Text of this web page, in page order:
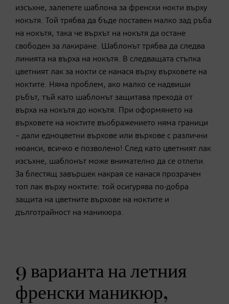
изсъхне, залепете шаблона за френски нокти върху
нокътя. Той трябва да бъде поставен малко зад ръба
на нокътя, така че върхът на нокътя да остане
свободен за лакиране. Шаблонът трябва да следва
линията на върха на нокътя. В следващата стъпка
цветният лак за нокти се нанася върху върховете на
ноктите. Няма проблем, ако малко се надвиши
ръбът, тъй като шаблонът защитава прехода от
върха на нокътя до нокътя. При оформянето на
върховете на ноктите въображението няма граници
– дали едноцветни върхове или върхове с различни
нюанси, всичко е позволено! След като цветният лак
изсъхне, шаблонът може внимателно да се отлепи.
За блестящ завършек накрая се нанася прозрачен
топ лак върху ноктите: той осигурява по-добра
защита на цветните върхове на ноктите и
дълготрайност на маникюра.
9 варианта на летния
френски маникюр,